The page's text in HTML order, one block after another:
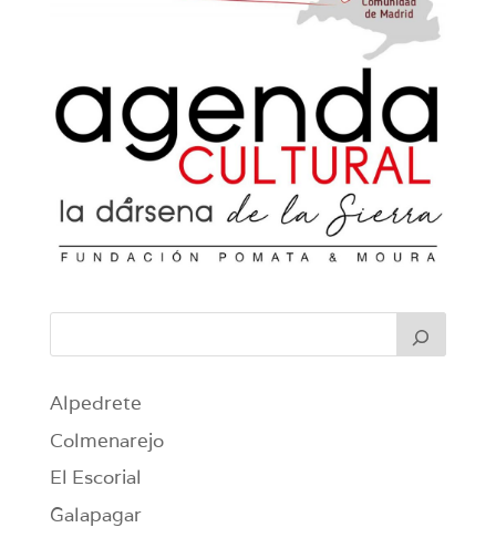
Alpedrete
Colmenarejo
El Escorial
Galapagar